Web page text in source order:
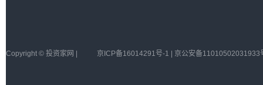
Copyright © 投资家网 | 京ICP备16014291号-1 | 京公安备11010502031933